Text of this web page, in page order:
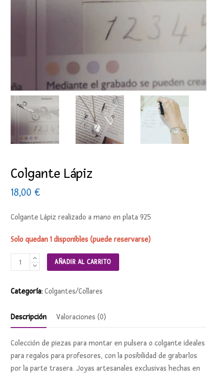
Colgante Lápiz
18,00€
Colgante Lápiz realizado a mano en plata 925
Solo quedan 1 disponibles (puede reservarse)
Colgante
Lápiz
AÑADIR AL CARRITO
Categoría: Colgantes/Collares
Descripción Valoraciones (0)
Colección de piezas para montar en pulsera o colgante ideales
para regalos para profesores, con la posibilidad de grabarlos
por la parte trasera. Joyas artesanales exclusivas hechas en